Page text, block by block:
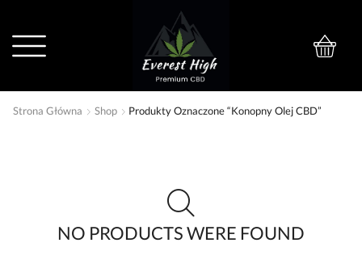
Strona Główna Shop Produkty Oznaczone “konopny Olej CBD”
NO PRODUCTS WERE FOUND